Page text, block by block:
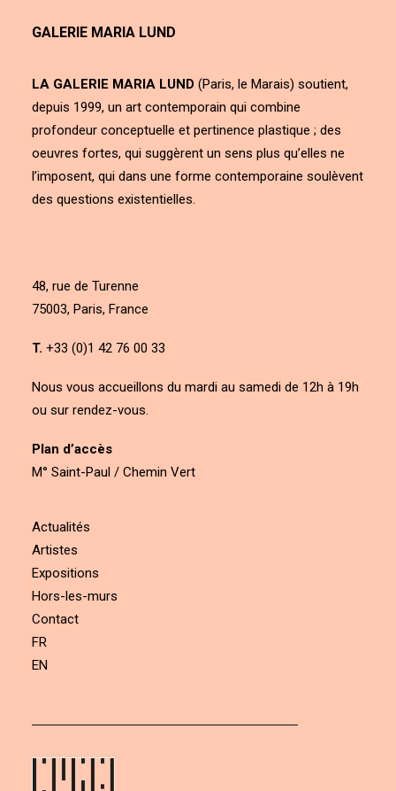
GALERIE MARIA LUND
LA GALERIE MARIA LUND (Paris, le Marais) soutient,
depuis 1999, un art contemporain qui combine
profondeur conceptuelle et pertinence plastique ; des
oeuvres fortes, qui suggèrent un sens plus qu’elles ne
l’imposent, qui dans une forme contemporaine soulèvent
des questions existentielles.
48, rue de Turenne
75003, Paris, France
T. +33 (0)1 42 76 00 33
Nous vous accueillons du mardi au samedi de 12h à 19h
ou sur rendez-vous.
Plan d’accès
M° Saint-Paul / Chemin Vert
Actualités
Artistes
Expositions
Hors-les-murs
Contact
FR
EN